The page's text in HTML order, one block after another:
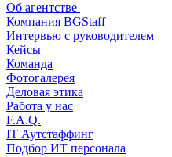
Об агентстве
Компания BGStaff
Интервью с руководителем
Кейсы
Команда
Фотогалерея
Деловая этика
Работа у нас
F.A.Q.
IT Аутстаффинг
Подбор ИТ персонала